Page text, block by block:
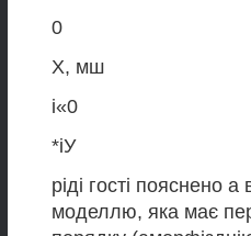
0
X, мш
і«0
*іУ
ріді гості пояснено
моделлю, яка має